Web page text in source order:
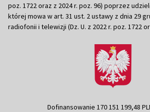
poz. 1722 oraz z 2024 r. poz. 96) poprzez
której mowa w art. 31 ust. 2 ustawy z dnia 29
radiofonii i telewizji (Dz. U. z 2022 r. poz. 1722
Dofinansowanie 170 151 199,48